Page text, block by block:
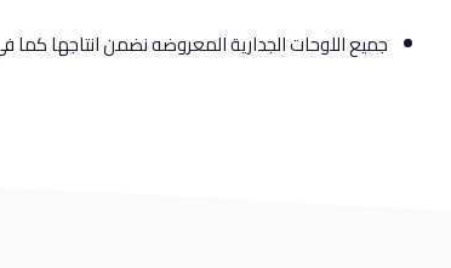
جميع اللوحات الجدارية المعروضه نضمن انتاجها